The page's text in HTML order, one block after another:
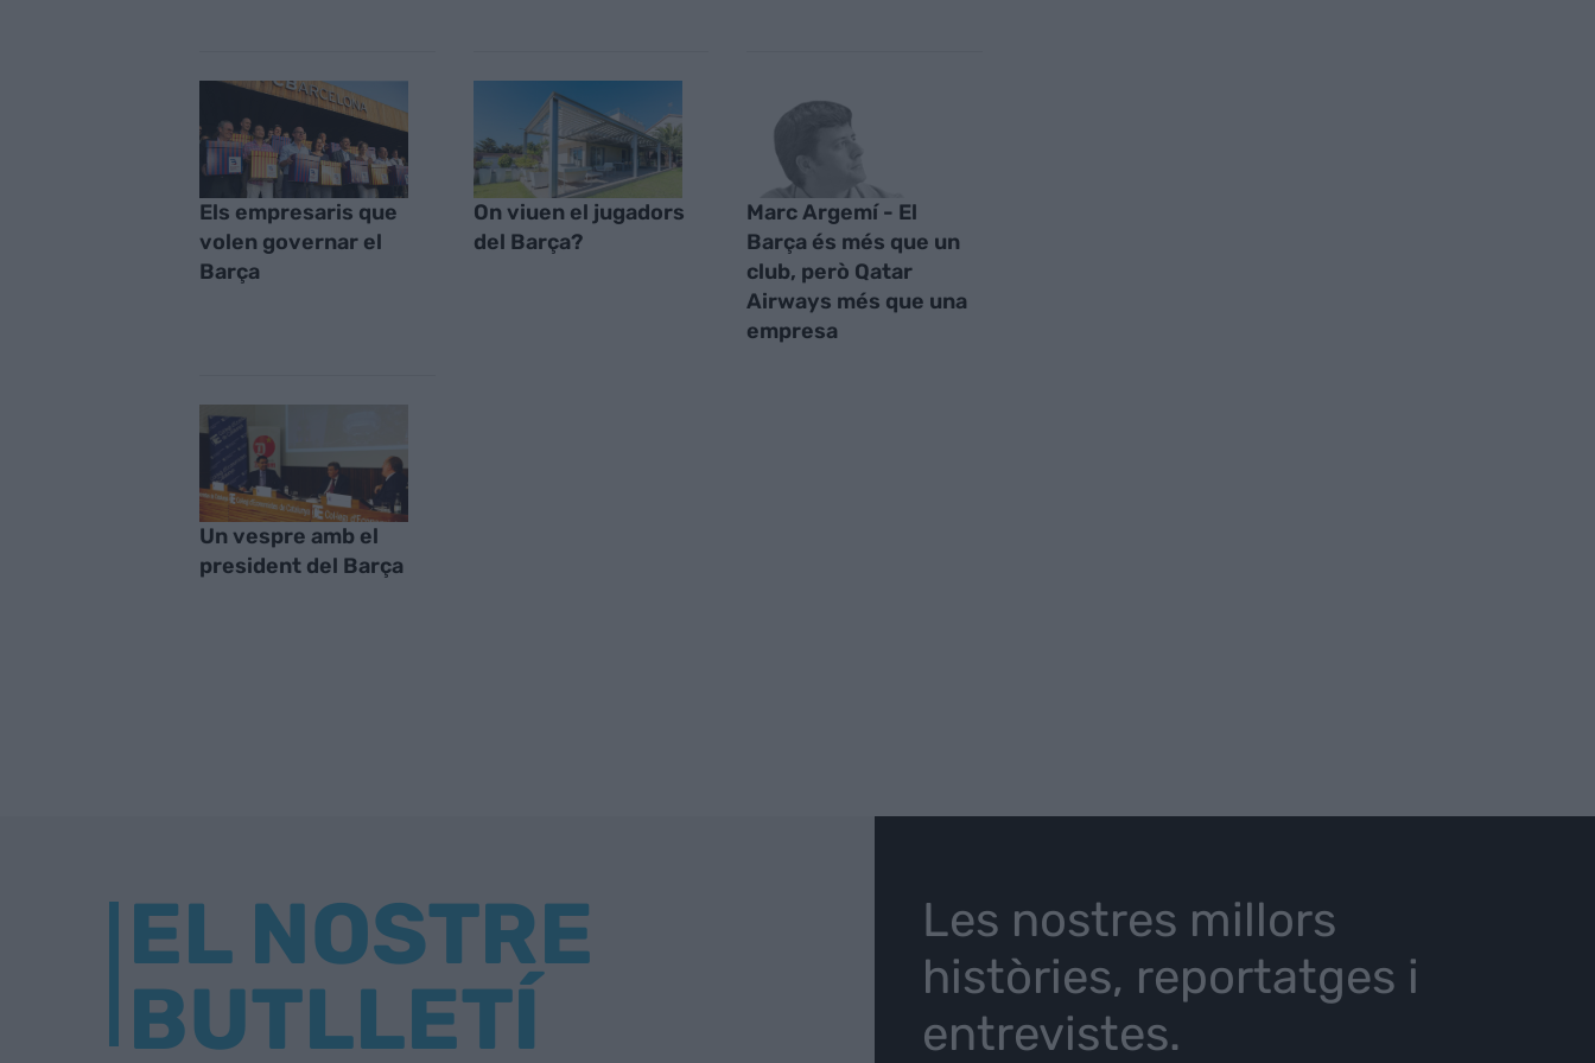
Els empresaris que
volen governar el
Barça
On viuen el jugadors
del Barça?
Marc Argemí - El
Barça és més que un
club, però Qatar
Airways més que una
empresa
Un vespre amb el
president del Barça
EL NOSTRE
BUTLLETÍ
Les nostres millors
històries, reportatges i
entrevistes.